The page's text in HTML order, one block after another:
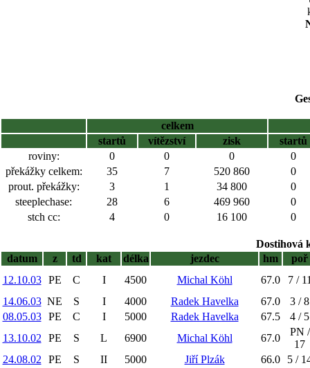
celkem
startů
vítězství zisk
startů
roviny:
0 0 0
0
překážky celkem:
35 7 520 860
0
prout. překážky:
3 1 34 800
0
steeplechase:
28 6 469 960
0
stch cc:
4 0 16 100 0
Dostihová
datum
z td kat délka jezdec hm
poř
12.10.03
PE C I 4500 Michal Köhl 67.0
7 /
14.06.03 NE S I 4000 Radek Havelka 67.0
3 / 8
08.05.03
PE C I 5000 Radek Havelka 67.5
4 / 5
13.10.02
PE S L 6900 Michal Köhl 67.0
PN /
17
24.08.02
PE S II 5000 Jiří Plzák 66.0
5 /